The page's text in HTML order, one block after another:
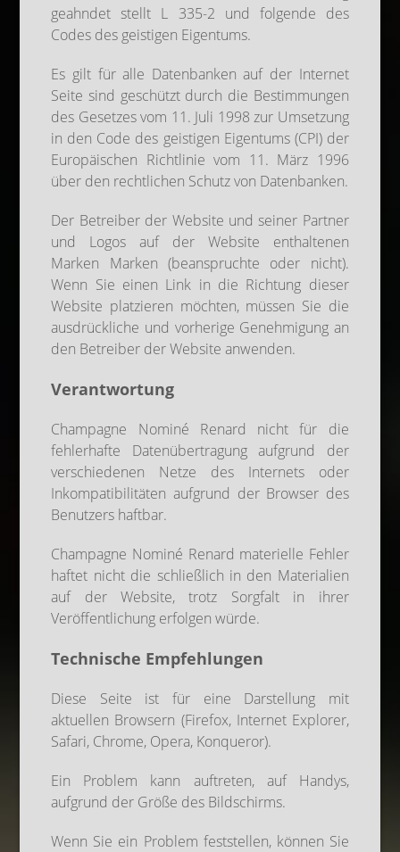
geahndet stellt L 335-2 und folgende des
Codes des geistigen Eigentums.
Es gilt für alle Datenbanken auf der Internet
Seite sind geschützt durch die Bestimmungen
des Gesetzes vom 11. Juli 1998 zur Umsetzung
in den Code des geistigen Eigentums (CPI) der
Europäischen Richtlinie vom 11. März 1996
über den rechtlichen Schutz von Datenbanken.
Der Betreiber der Website und seiner Partner
und Logos auf der Website enthaltenen
Marken Marken (beanspruchte oder nicht).
Wenn Sie einen Link in die Richtung dieser
Website platzieren möchten, müssen Sie die
ausdrückliche und vorherige Genehmigung an
den Betreiber der Website anwenden.
Verantwortung
Champagne Nominé Renard nicht für die
fehlerhafte Datenübertragung aufgrund der
verschiedenen Netze des Internets oder
Inkompatibilitäten aufgrund der Browser des
Benutzers haftbar.
Champagne Nominé Renard materielle Fehler
haftet nicht die schließlich in den Materialien
auf der Website, trotz Sorgfalt in ihrer
Veröffentlichung erfolgen würde.
Technische Empfehlungen
Diese Seite ist für eine Darstellung mit
aktuellen Browsern (Firefox, Internet Explorer,
Safari, Chrome, Opera, Konqueror).
Ein Problem kann auftreten, auf Handys,
aufgrund der Größe des Bildschirms.
Wenn Sie ein Problem feststellen, können Sie